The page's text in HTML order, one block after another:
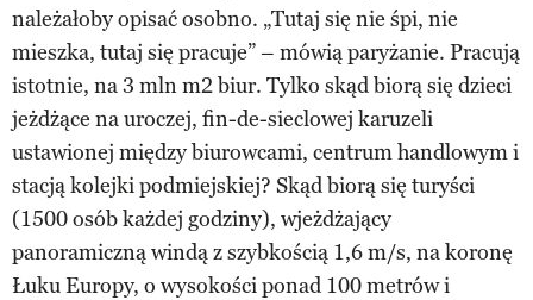
należałoby opisać osobno. „Tutaj się nie śpi, nie
mieszka, tutaj się pracuje” – mówią paryżanie. Pracują
istotnie, na 3 mln m2 biur. Tylko skąd biorą się dzieci
jeżdżące na uroczej, fin-de-sieclowej karuzeli
ustawionej między biurowcami, centrum handlowym i
stacją kolejki podmiejskiej? Skąd biorą się turyści
(1500 osób każdej godziny), wjeżdżający
panoramiczną windą z szybkością 1,6 m/s, na koronę
Łuku Europy, o wysokości ponad 100 metrów i